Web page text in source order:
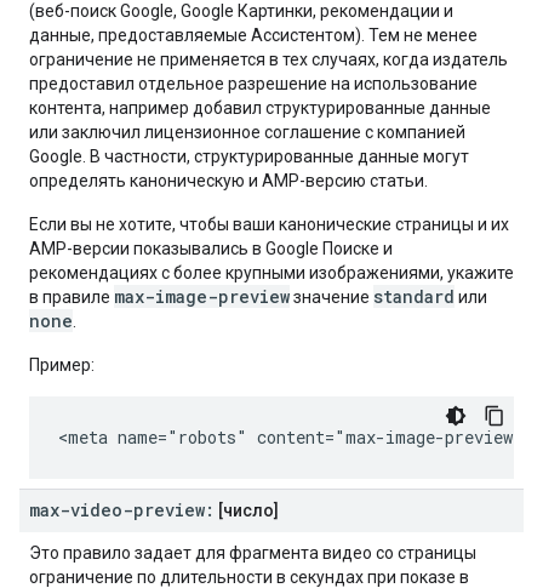
(веб-поиск Google, Google Картинки, рекомендации и
данные, предоставляемые Ассистентом). Тем не менее
ограничение не применяется в тех случаях, когда издатель
предоставил отдельное разрешение на использование
контента, например добавил структурированные данные
или заключил лицензионное соглашение с компанией
Google. В частности, структурированные данные могут
определять каноническую и AMP-версию статьи.
Если вы не хотите, чтобы ваши канонические страницы и их
AMP-версии показывались в Google Поиске и
рекомендациях с более крупными изображениями, укажите
в правиле max-image-previewзначение standard или
none
Пример:
<meta name="robots" content="max-image-
max-video-preview: [число]
Это правило задает для фрагмента видео со страницы
ограничение по длительности в секундах при показе в